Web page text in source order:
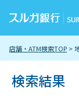
店舗・ATM検索TOP >
検索結果